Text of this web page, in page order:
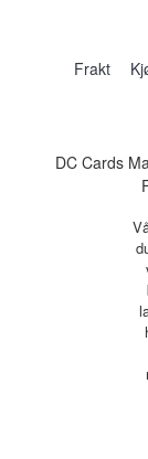
Frakt
DC Cards